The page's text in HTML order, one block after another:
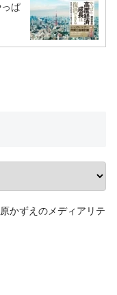
ぱ
かずえのメディアリテ